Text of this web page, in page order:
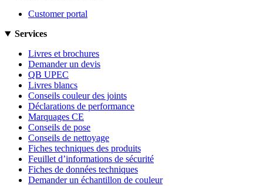
Customer portal
Services
Livres et brochures
Demander un devis
QB UPEC
Livres blancs
Conseils couleur des joints
Déclarations de performance
Marquages CE
Conseils de pose
Conseils de nettoyage
Fiches techniques des produits
Feuillet d’informations de sécurité
Fiches de données techniques
Demander un échantillon de couleur